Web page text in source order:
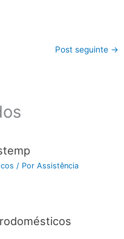
Post seguinte →
/ Por Assistência